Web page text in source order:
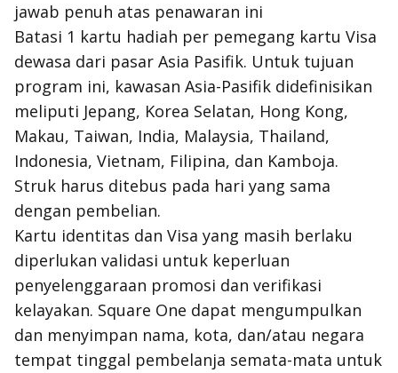
jawab penuh atas penawaran ini
Batasi 1 kartu hadiah per pemegang kartu Visa
dewasa dari pasar Asia Pasifik. Untuk tujuan
program ini, kawasan Asia-Pasifik didefinisikan
meliputi Jepang, Korea Selatan, Hong Kong,
Makau, Taiwan, India, Malaysia, Thailand,
Indonesia, Vietnam, Filipina, dan Kamboja.
Struk harus ditebus pada hari yang sama
dengan pembelian.
Kartu identitas dan Visa yang masih berlaku
diperlukan validasi untuk keperluan
penyelenggaraan promosi dan verifikasi
kelayakan. Square One dapat mengumpulkan
dan menyimpan nama, kota, dan/atau negara
tempat tinggal pembelanja semata-mata untuk